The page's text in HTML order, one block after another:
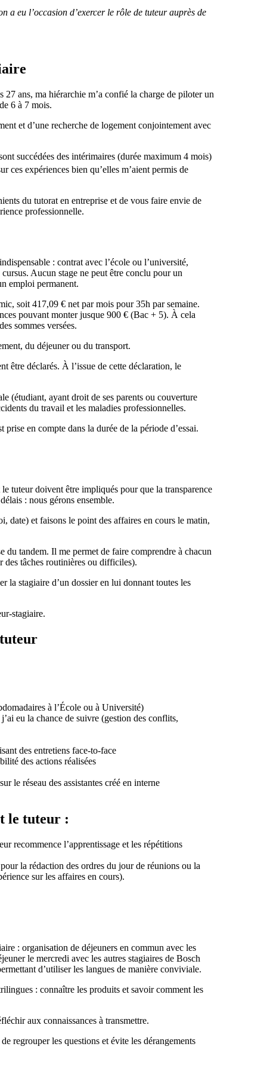
a eu l’occasion d’exercer le rôle de tuteur auprès de
ans, ma hiérarchie m’a confié la charge de piloter un
6 à 7 mois.
et d’une recherche de logement conjointement avec
succédées des intérimaires (durée maximum 4 mois)
ces expériences bien qu’elles m’aient permis de
du tutorat en entreprise et de vous faire envie de
professionnelle.
: contrat avec l’école ou l’université,
Aucun stage ne peut être conclu pour un
emploi permanent.
soit 417,09 € net par mois pour 35h par semaine.
pouvant monter jusque 900 € (Bac + 5). À cela
sommes versées.
du déjeuner ou du transport.
être déclarés. À l’issue de cette déclaration, le
(étudiant, ayant droit de ses parents ou couverture
du travail et les maladies professionnelles.
en compte dans la durée de la période d’essai.
tuteur doivent être impliqués pour que la transparence
: nous gérons ensemble.
date) et faisons le point des affaires en cours le matin,
du tandem. Il me permet de faire comprendre à chacun
des tâches routinières ou difficiles).
la stagiaire d’un dossier en lui donnant toutes les
stagiaire.
à l’École ou à Université)
eu la chance de suivre (gestion des conflits,
des entretiens face-to-face
des actions réalisées
le réseau des assistantes créé en interne
le tuteur :
recommence l’apprentissage et les répétitions
la rédaction des ordres du jour de réunions ou la
sur les affaires en cours).
: organisation de déjeuners en commun avec les
le mercredi avec les autres stagiaires de Bosch
d’utiliser les langues de manière conviviale.
: connaître les produits et savoir comment les
aux connaissances à transmettre.
regrouper les questions et évite les dérangements